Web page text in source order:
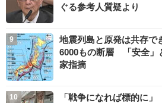
ぐる参考人質疑より
地震列島と原発は共存
6000もの断層 「安全」
家指摘
「戦争になれば標的に